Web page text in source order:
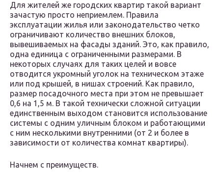
Для жителей же городских квартир такой вариант
зачастую просто неприемлем. Правила
эксплуатации жилья или законодательство четко
ограничивают количество внешних блоков,
вывешиваемых на фасады зданий. Это, как правило,
одна единица с ограниченными размерами. В
некоторых случаях для таких целей и вовсе
отводится укромный уголок на техническом этаже
или под крышей, в нишах строений. Как правило,
размер посадочного места при этом не превышает
0,6 на 1,5 м. В такой технически сложной ситуации
единственным выходом становится использование
системы с одним уличным блоком и работающими
с ним несколькими внутренними (от 2 и более в
зависимости от количества комнат квартиры).
Начнем с преимуществ.